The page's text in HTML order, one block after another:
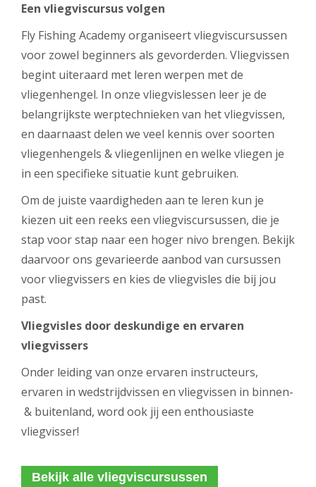
Een vliegviscursus volgen
Fly Fishing Academy organiseert vliegviscursussen
voor zowel beginners als gevorderden. Vliegvissen
begint uiteraard met leren werpen met de
vliegenhengel. In onze vliegvislessen leer je de
belangrijkste werptechnieken van het vliegvissen,
en daarnaast delen we veel kennis over soorten
vliegenhengels & vliegenlijnen en welke vliegen je
in een specifieke situatie kunt gebruiken.
Om de juiste vaardigheden aan te leren kun je
kiezen uit een reeks een vliegviscursussen, die je
stap voor stap naar een hoger nivo brengen. Bekijk
daarvoor ons gevarieerde aanbod van cursussen
voor vliegvissers en kies de vliegvisles die bij jou
past.
Vliegvisles door deskundige en ervaren
vliegvissers
Onder leiding van onze ervaren instructeurs,
ervaren in wedstrijdvissen en vliegvissen in binnen-
& buitenland, word ook jij een enthousiaste
vliegvisser!
Bekijk alle vliegviscursussen